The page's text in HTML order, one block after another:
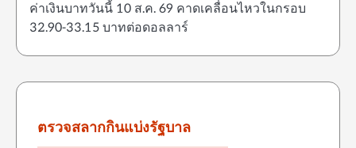
ค่าเงินบาทวันนี้ 10 ส.ค. 69 คาดเคลื่อนไหวในกรอบ
32.90-33.15 บาทต่อดอลลาร์